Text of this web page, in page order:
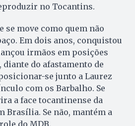
no Tocantins.
se move como quem não
Em dois anos, conquistou
irmãos em posições
diante do afastamento de
se junto a Laurez
com os Barbalho. Se
a face tocantinense da
Brasília. Se não, mantém a
do MDB.